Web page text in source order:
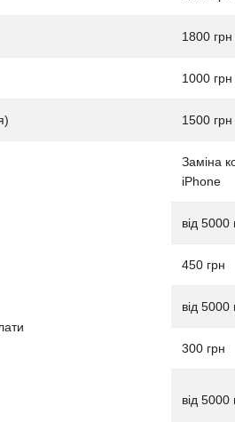
1800 грн
1000 грн
1500 грн
Заміна
iPhone
від 5000
450 грн
від 5000
300 грн
від 5000